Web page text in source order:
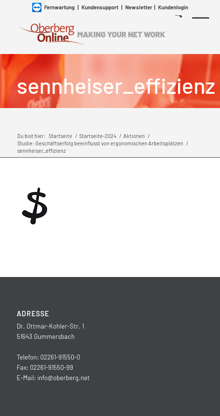
Fernwartung| Kundensupport| Newsletter| Kundenlogin
sennheiser_effizienz
Du bist hier: Startseite / Startseite-2024 / Aktionen /
Studie: Geschäftserfolg beeinflusst von ergonomischen Arbeitsplätzen /
sennheiser_effizienz
ADRESSE
Dr. Ottmar-Kohler-Str. 1
51643 Gummersbach
Telefon: 02261-91550-0
Fax: 02261-91550-99
E-Mail: info@oberberg.net